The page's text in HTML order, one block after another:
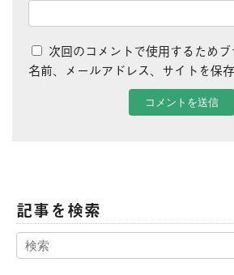
次回のコメントで使用するため
名前、メールアドレス、サイトを保存
記事を検索